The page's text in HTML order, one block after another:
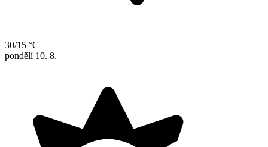
30/15 °C
pondělí 10. 8.